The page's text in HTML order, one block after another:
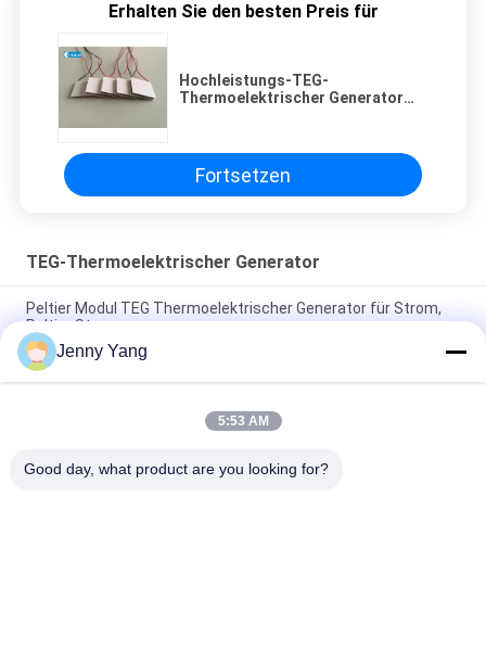
Erhalten Sie den besten Preis für
Hochleistungs-TEG-
Thermoelektrischer Generator
Fortsetzen
TEG-Thermoelektrischer Generator
Peltier Modul TEG Thermoelektrischer Generator für Strom,
Peltier Stromerzeuger
3.1 Watt TEG-Thermoelektrische Geräte-Entfeuchter-
Kühlungsanlage
Kühlvorrichtung Thermoelektrischer Peltier-Generator 4.1
Jenny Yang
5:53 AM
Good day, what product are you looking for?